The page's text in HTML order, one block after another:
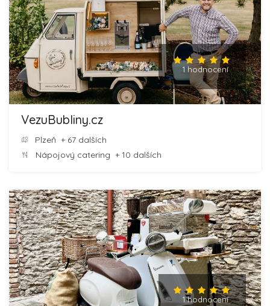
1 hodnocení
VezuBubliny.cz
Plzeň + 67 dalších
Nápojový catering + 10 dalších
1 hodnocení